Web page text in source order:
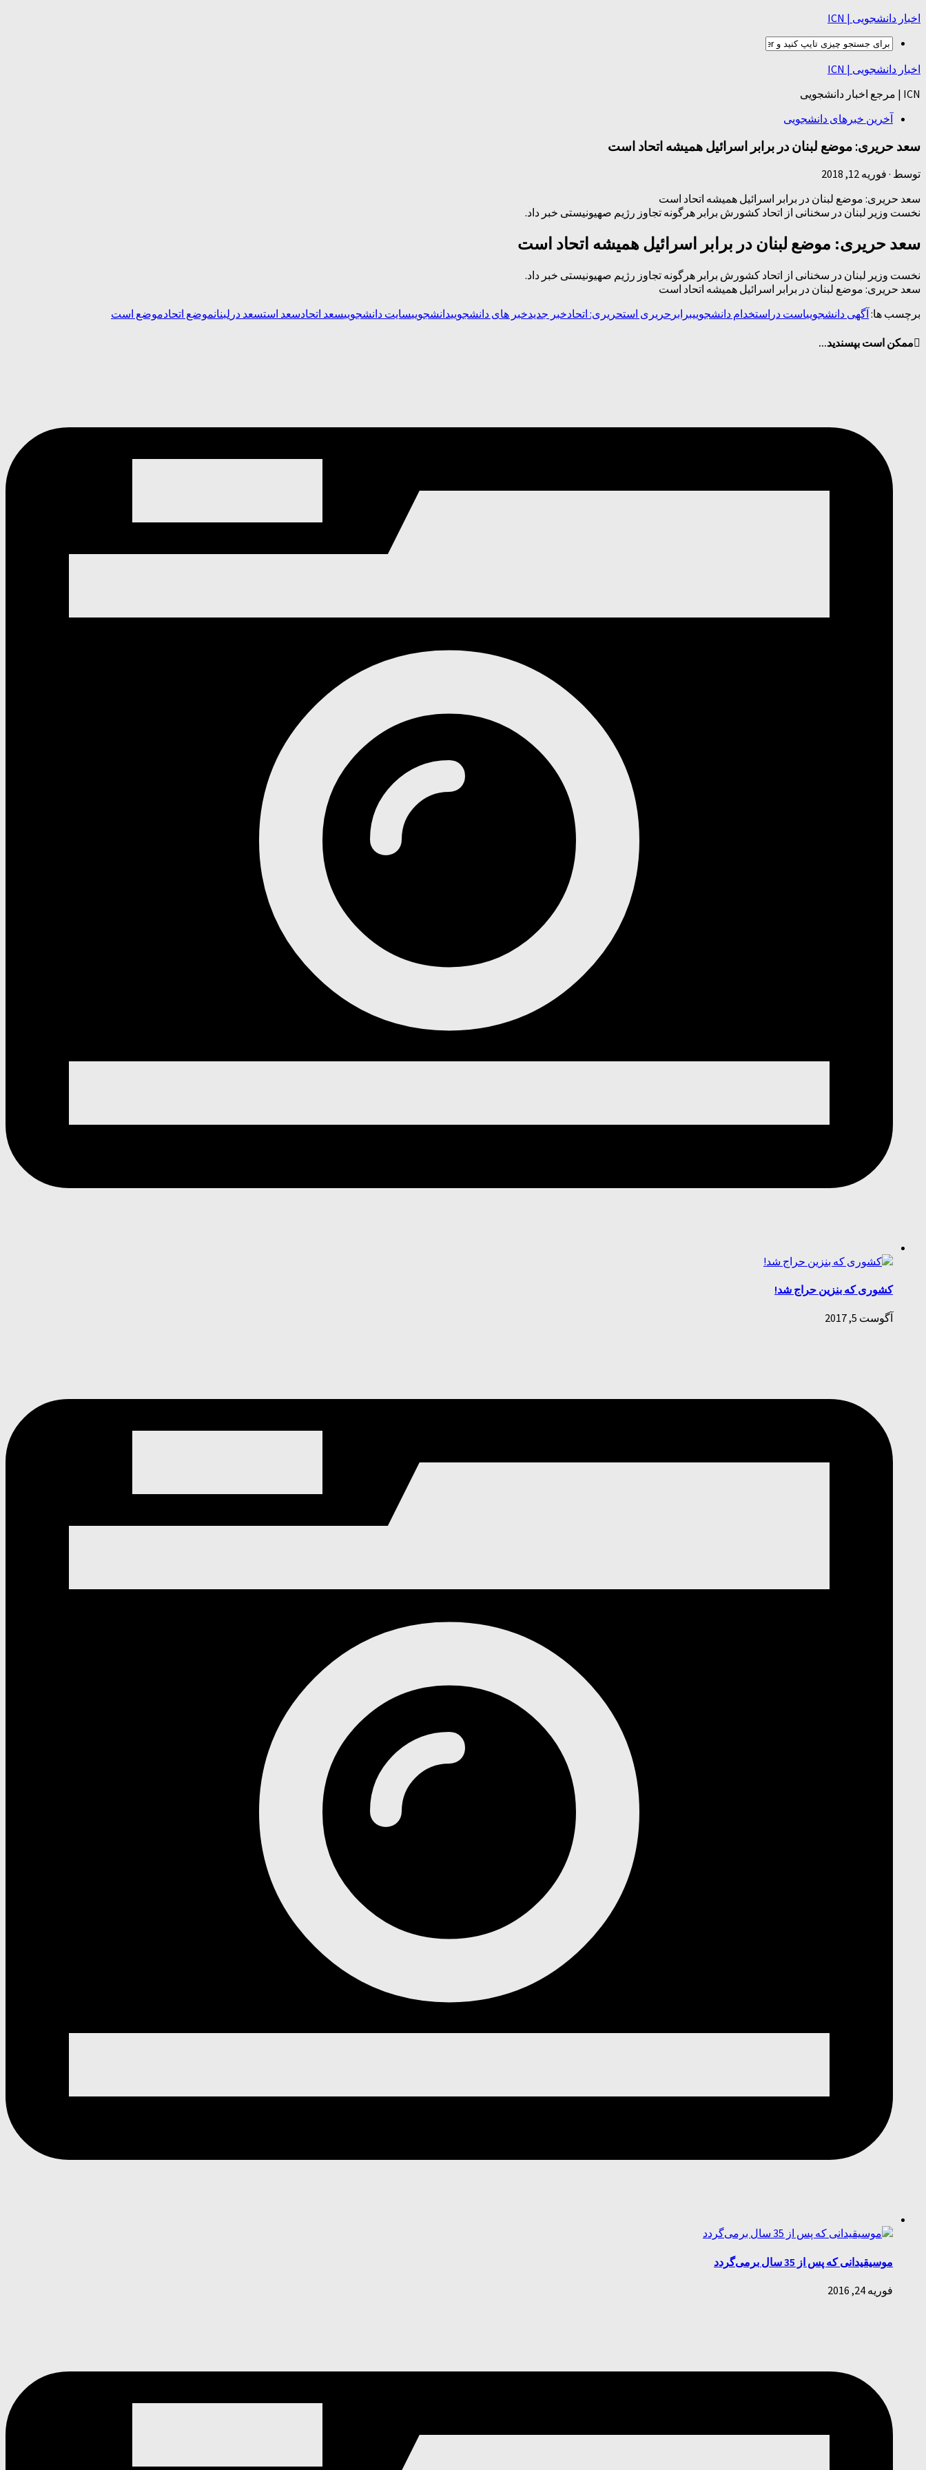
اخبار دانشجویی | ICN
اخبار دانشجویی | ICN
ICN | مرجع اخبار دانشجویی
آخرین خبرهای دانشجویی
سعد حریری: موضع لبنان در برابر اسرائیل همیشه اتحاد است
توسط · فوریه 12, 2018
سعد حریری: موضع لبنان در برابر اسرائیل همیشه اتحاد است
نخست وزیر لبنان در سخنانی از اتحاد کشورش برابر هرگونه تجاوز رژیم صهیونیستی خبر داد.
سعد حریری: موضع لبنان در برابر اسرائیل همیشه اتحاد است
نخست وزیر لبنان در سخنانی از اتحاد کشورش برابر هرگونه تجاوز رژیم صهیونیستی خبر داد.
سعد حریری: موضع لبنان در برابر اسرائیل همیشه اتحاد است
برچسب ها: آگهی دانشجوییاست در استخدام دانشجوییبرابر حریری استحریری: اتحادخبر جدیدخبر های دانشجوییدانشجوییسایت دانشجوییسعد اتحادسعد استسعد در لبنانموضع اتحادموضع‌ است
ممکن است بپسندید...
کشوری که بنزین حراج شد!
آگوست 5, 2017
موسیقیدانی که پس از 35 سال برمی‌گردد
فوریه 24, 2016